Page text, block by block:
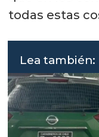
todas estas
Lea también: